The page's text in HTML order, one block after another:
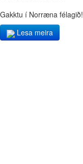
Gakktu í Norræna félagið!
Lesa meira